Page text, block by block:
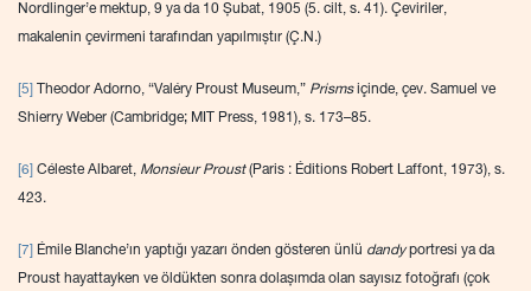
Nordlinger’e mektup, 9 ya da 10 Şubat, 1905 (5. cilt, s. 41). Çeviriler,
makalenin çevirmeni tarafından yapılmıştır (Ç.N.)
[5] Theodor Adorno, “Valéry Proust Museum,” Prismsiçinde, çev. Samuel ve
Shierry Weber (Cambridge; MIT Press, 1981), s. 173–85.
[6] Céleste Albaret, Monsieur Proust(Paris : Éditions Robert Laffont, 1973), s.
423.
[7] Émile Blanche’ın yaptığı yazarı önden gösteren ünlü dandyportresi ya da
Proust hayattayken ve öldükten sonra dolaşımda olan sayısız fotoğrafı (çok